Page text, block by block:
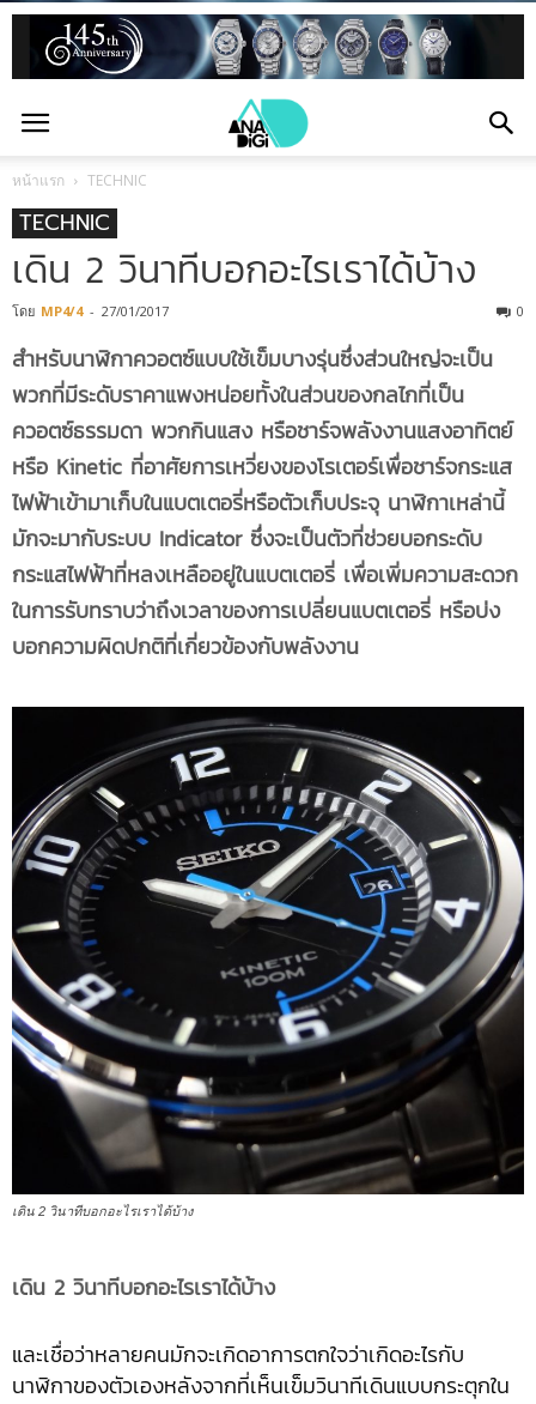
หน้าแรก TECHNIC
TECHNIC
เดิน 2 วินาทีบอกอะไรเราได้บ้าง
โดย MP4/4 - 27/01/2017 0
สำหรับนาฬิกาควอตซ์แบบใช้เข็มบางรุ่นซึ่งส่วนใหญ่จะเป็น
พวกที่มีระดับราคาแพงหน่อยทั้งในส่วนของกลไกที่เป็น
ควอตซ์ธรรมดา พวกกินแสง หรือชาร์จพลังงานแสงอาทิตย์
หรือ Kinetic ที่อาศัยการเหวี่ยงของโรเตอร์เพื่อชาร์จกระแส
ไฟฟ้าเข้ามาเก็บในแบตเตอรี่หรือตัวเก็บประจุ นาฬิกาเหล่านี้
มักจะมากับระบบ Indicator ซึ่งจะเป็นตัวที่ช่วยบอกระดับ
กระแสไฟฟ้าที่หลงเหลืออยู่ในแบตเตอรี่ เพื่อเพิ่มความสะดวก
ในการรับทราบว่าถึงเวลาของการเปลี่ยนแบตเตอรี่ หรือบ่ง
บอกความผิดปกติที่เกี่ยวข้องกับพลังงาน
เดิน 2 วินาทีบอกอะไรเราได้บ้าง
เดิน 2 วินาทีบอกอะไรเราได้บ้าง
และเชื่อว่าหลายคนมักจะเกิดอาการตกใจว่าเกิดอะไรกับ
นาฬิกาของตัวเองหลังจากที่เห็นเข็มวินาทีเดินแบบกระตุกใน